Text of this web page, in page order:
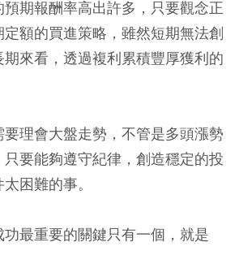
期報酬率高出許多，只要觀念正
額的買進策略，雖然短期無法創
來看，透過複利累積豐厚獲利的
理會大盤走勢，不管是多頭漲勢
要能夠遵守紀律，創造穩定的投
困難的事。
最重要的關鍵只有一個，就是